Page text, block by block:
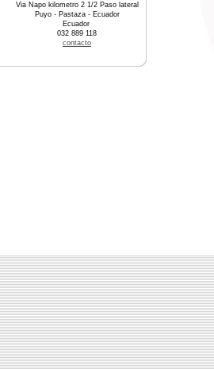
Via Napo kilometro 2 1/2 Paso lateral
Puyo - Pastaza - Ecuador
Ecuador
032 889 118
contacto